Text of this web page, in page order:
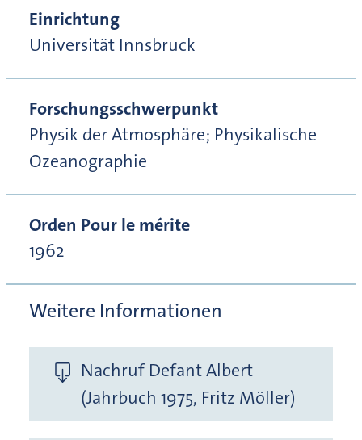
Einrichtung
Universität Innsbruck
Forschungsschwerpunkt
Physik der Atmosphäre; Physikalische
Ozeanographie
Orden Pour le mérite
1962
Weitere Informationen
Nachruf Defant Albert
(Jahrbuch 1975, Fritz Möller)